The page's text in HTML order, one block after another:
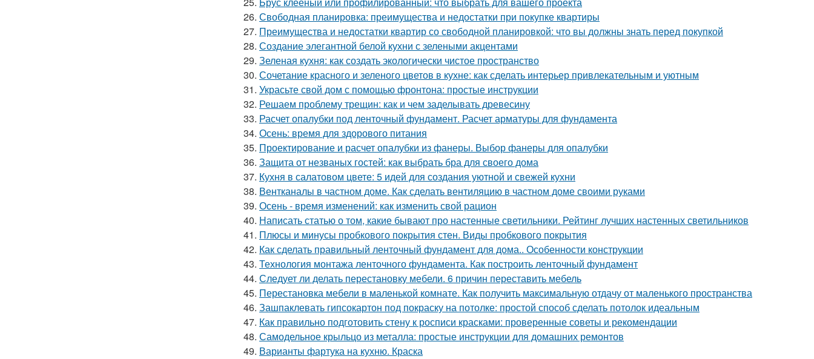
26. Свободная планировка: преимущества и недостатки при покупке квартиры
27. Преимущества и недостатки квартир со свободной планировкой: что вы должны знать перед покупкой
28. Создание элегантной белой кухни с зелеными акцентами
29. Зеленая кухня: как создать экологически чистое пространство
30. Сочетание красного и зеленого цветов в кухне: как сделать интерьер привлекательным и уютным
31. Украсьте свой дом с помощью фронтона: простые инструкции
32. Решаем проблему трещин: как и чем заделывать древесину
33. Расчет опалубки под ленточный фундамент. Расчет арматуры для фундамента
34. Осень: время для здорового питания
35. Проектирование и расчет опалубки из фанеры. Выбор фанеры для опалубки
36. Защита от незваных гостей: как выбрать бра для своего дома
37. Кухня в салатовом цвете: 5 идей для создания уютной и свежей кухни
38. Вентканалы в частном доме. Как сделать вентиляцию в частном доме своими руками
39. Осень - время изменений: как изменить свой рацион
40. Написать статью о том, какие бывают про настенные светильники. Рейтинг лучших настенных светильников
41. Плюсы и минусы пробкового покрытия стен. Виды пробкового покрытия
42. Как сделать правильный ленточный фундамент для дома.. Особенности конструкции
43. Технология монтажа ленточного фундамента. Как построить ленточный фундамент
44. Следует ли делать перестановку мебели. 6 причин переставить мебель
45. Перестановка мебели в маленькой комнате. Как получить максимальную отдачу от маленького пространства
46. Зашпаклевать гипсокартон под покраску на потолке: простой способ сделать потолок идеальным
47. Как правильно подготовить стену к росписи красками: проверенные советы и рекомендации
48. Самодельное крыльцо из металла: простые инструкции для домашних ремонтов
49. Варианты фартука на кухню. Краска